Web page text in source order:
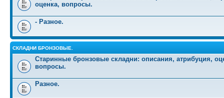
оценка, вопросы.
- Разное.
СКЛАДНИ БРОНЗОВЫЕ.
Старинные бронзовые складни: описания, атрибуция,
вопросы.
Разное.